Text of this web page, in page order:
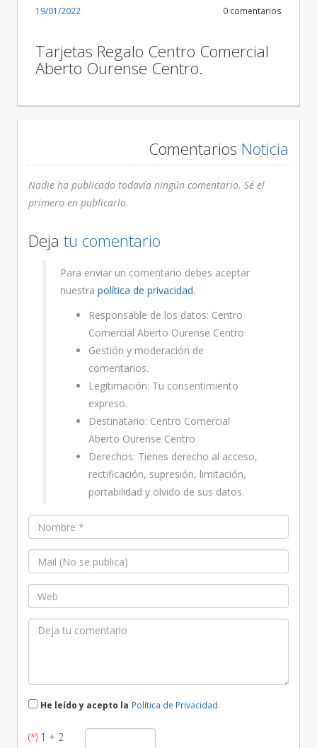
19/01/2022 0 comentarios
Tarjetas Regalo Centro Comercial
Aberto Ourense Centro.
Comentarios Noticia
Nadie ha publicado todavía ningún comentario. Sé el
primero en publicarlo.
Deja tu comentario
Para enviar un comentario debes aceptar
nuestra política de privacidad.
Responsable de los datos: Centro
Comercial Aberto Ourense Centro
Gestión y moderación de
comentarios.
Legitimación: Tu consentimiento
expreso.
Destinatario: Centro Comercial
Aberto Ourense Centro
Derechos: Tienes derecho al acceso,
rectificación, supresión, limitación,
portabilidad y olvido de sus datos.
He leído y acepto la Política de Privacidad
(*) 1 + 2